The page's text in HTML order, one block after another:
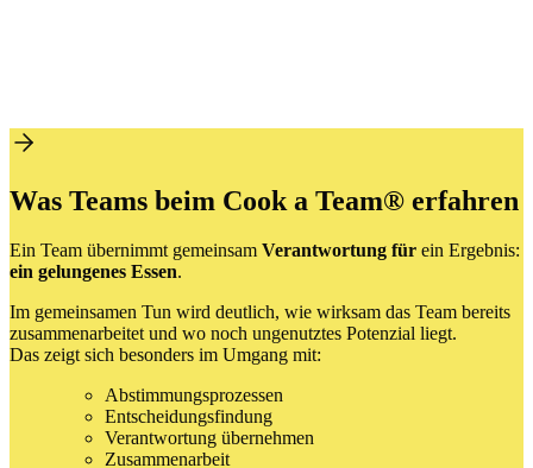
Was Teams beim Cook a Team® erfahren
Ein Team übernimmt gemeinsam Verantwortung für ein Ergebnis:
ein gelungenes Essen.
Im gemeinsamen Tun wird deutlich, wie wirksam das Team bereits
zusammenarbeitet und wo noch ungenutztes Potenzial liegt.
Das zeigt sich besonders im Umgang mit:
Abstimmungsprozessen
Entscheidungsfindung
Verantwortung übernehmen
Zusammenarbeit